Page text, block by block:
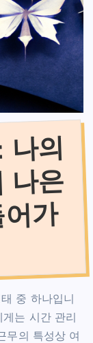
나의
나은
가
중 하나입니
는 시간 관리
무의 특성상 여